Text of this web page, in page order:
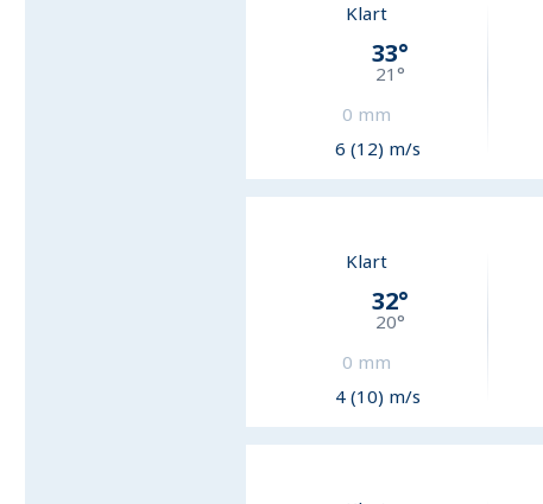
Klart
33°
21 °
0 mm
6 (12) m/s
Klart
32°
20°
0 mm
4 (10) m/s